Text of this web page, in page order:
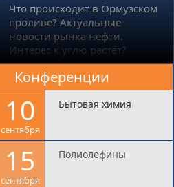
Что происходит в Ормузском
проливе? Актуальные
новости рынка нефти.
Интерес к углю растёт?
Конференции
10
сентября
Бытовая химия
15
сентября
Полиолефины